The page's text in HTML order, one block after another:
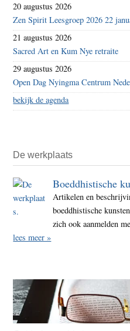
20 augustus 2026
Zen Spirit Leesgroep 2026 22
21 augustus 2026
Sacred Art en Kum Nye retraite
29 augustus 2026
Open Dag Nyingma Centrum
bekijk de agenda
De werkplaats
Boeddhistische
Artikelen en
boeddhistische
zich ook aanmelden
lees meer »